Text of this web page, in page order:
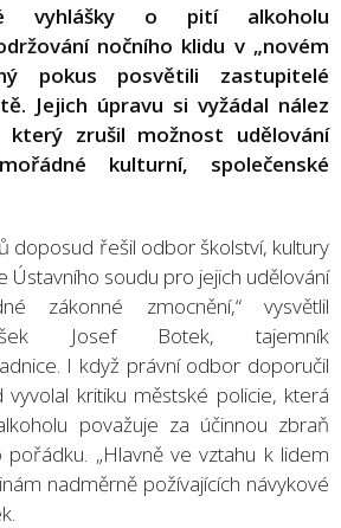
vyhlášky o pití alkoholu
nočního klidu v „novém
pokus posvětili zastupitelé
Jejich úpravu si vyžádal nález
který zrušil možnost udělování
kulturní, společenské
doposud řešil odbor školství, kultury
Ústavního soudu pro jejich udělování
zákonné zmocnění,“ vysvětlil
Josef Botek, tajemník
I když právní odbor doporučil
vyvolal kritiku městské policie, která
považuje za účinnou zbraň
„Hlavně ve vztahu k lidem
nadměrně požívajících návykové